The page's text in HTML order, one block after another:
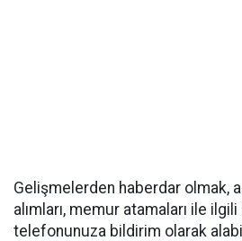
Gelişmelerden haberdar olmak,
alımları, memur atamaları ile
telefonunuza bildirim olarak